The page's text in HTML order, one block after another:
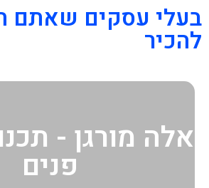
בעלי עסקים שאתם
להכיר
אלה מורגן -
פנים